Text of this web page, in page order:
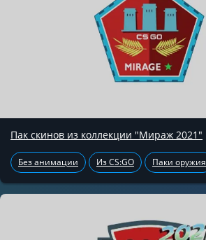
Пак скинов из коллекции "Мираж 2021"
Без анимации Из CS:GO Паки оружия